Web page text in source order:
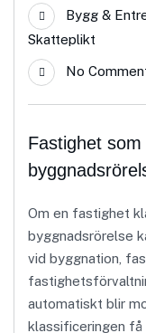
Bygg &
Skatteplikt
No
Fastighet
Om en fastighet
byggnadsrörelse
vid byggnation,
automatiskt blir
klassificeringen